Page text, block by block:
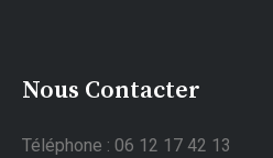
Nous Contacter
Téléphone : 06 12 17 42 13